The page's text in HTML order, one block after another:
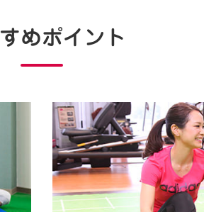
めポイント